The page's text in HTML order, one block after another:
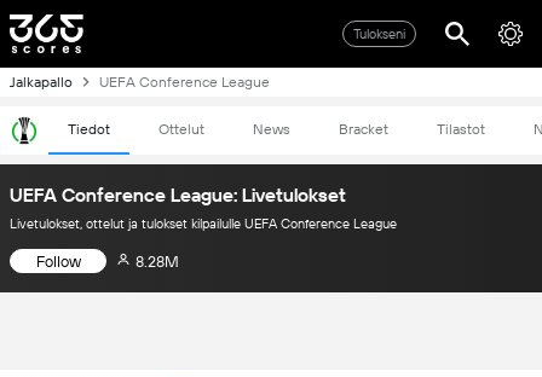
Tulokseni
Jalkapallo UEFA Conference League
Tiedot Ottelut News Bracket Tilastot
UEFA Conference League: Livetulokset
Livetulokset, ottelut ja tulokset kilpailulle UEFA Conference League
Follow 8.28M